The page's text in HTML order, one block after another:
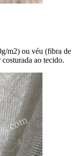
m2) ou véu (fibra de
ao tecido.